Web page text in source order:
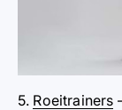
5. Roeitrainers